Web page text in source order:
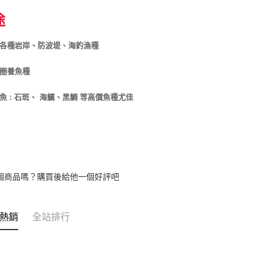
種岩岸、防波堤、海釣漁種
養魚種
: 石斑、 海鱱、黑鯛 等高價魚種尤佳
商品嗎？購買後給他一個好評吧
銷 全站排行